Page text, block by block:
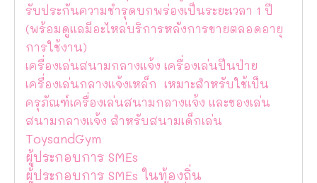
รับประกันความชำรุดบกพร่องเป็นระยะเวลา 1 ปี
(พร้อมดูแลมีอะไหล่บริการหลังการขายตลอดอายุ
การใช้งาน)
เครื่องเล่นสนามกลางแจ้ง เครื่องเล่นปีนป่าย
เครื่องเล่นกลางแจ้งเหล็ก เหมาะสำหรับใช้เป็น
ครุภัณฑ์เครื่องเล่นสนามกลางแจ้ง และของเล่น
สนามกลางแจ้ง สำหรับสนามเด็กเล่น
ToysandGym
ผู้ประกอบการ SMEs
ผู้ประกอบการ SMEs ในท้องถิ่น